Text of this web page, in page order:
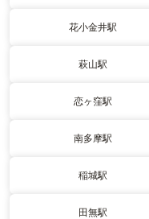
花小金井駅
萩山駅
恋ヶ窪駅
南多摩駅
稲城駅
田無駅